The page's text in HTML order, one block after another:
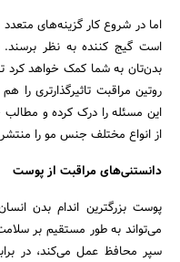
اما در شروع کار گزینه‌های
است گیج کننده به نظر
بدن‌تان به شما کمک خواهد کرد
روتین مراقبت تاثیرگذارتری را
این مسئله را درک کرده و مطالب
از انواع مختلف جنس مو را
دانستنی‌های مراقبت از پوست
پوست بزرگترین اندام بدن
می‌تواند به طور مستقیم بر
سپر محافظ عمل می‌کند، در